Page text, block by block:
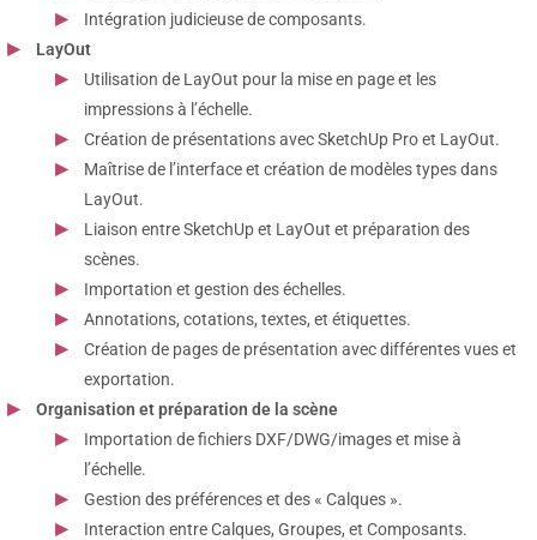
Intégration judicieuse de composants.
LayOut
Utilisation de LayOut pour la mise en page et les
impressions à l’échelle.
Création de présentations avec SketchUp Pro et LayOut.
Maîtrise de l’interface et création de modèles types dans
LayOut.
Liaison entre SketchUp et LayOut et préparation des
scènes.
Importation et gestion des échelles.
Annotations, cotations, textes, et étiquettes.
Création de pages de présentation avec différentes vues et
exportation.
Organisation et préparation de la scène
Importation de fichiers DXF/DWG/images et mise à
l’échelle.
Gestion des préférences et des « Calques ».
Interaction entre Calques, Groupes, et Composants.